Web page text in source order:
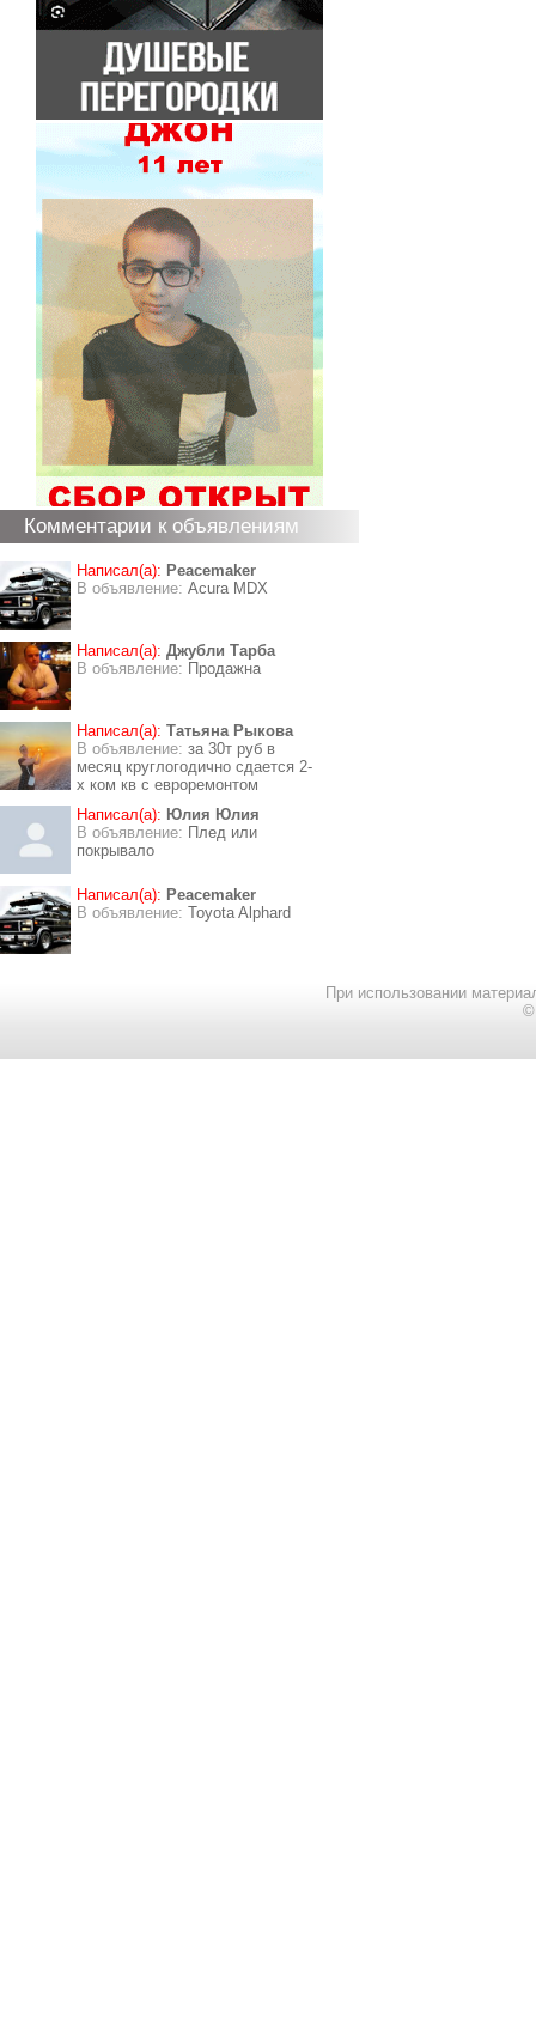
Комментарии к объявлениям
Написал(а): Peacemaker
В объявление: Acura MDX
Написал(а): Джубли Тарба
В объявление: Продажна
Написал(а): Татьяна Рыкова
В объявление: за 30т руб в
месяц круглогодично сдается 2-
х ком кв с евроремонтом
Написал(а): Юлия Юлия
В объявление: Плед или
покрывало
Написал(а): Peacemaker
В объявление: Toyota Alphard
При использовании